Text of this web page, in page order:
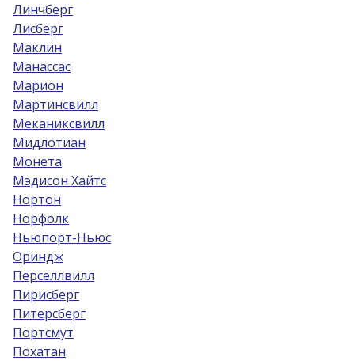
Линчберг
Лисберг
Маклин
Манассас
Марион
Мартинсвилл
Меканиксвилл
Мидлотиан
Монета
Мэдисон Хайтс
Нортон
Норфолк
Ньюпорт-Ньюс
Ориндж
Перселлвилл
Пирисберг
Питерсберг
Портсмут
Похатан